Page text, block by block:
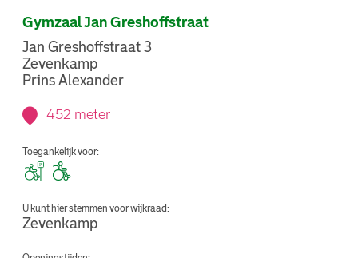
Gymzaal Jan Greshoffstraat
Jan Greshoffstraat 3
Zevenkamp
Prins Alexander
452 meter
Toegankelijk voor:
U kunt hier stemmen voor wijkraad:
Zevenkamp